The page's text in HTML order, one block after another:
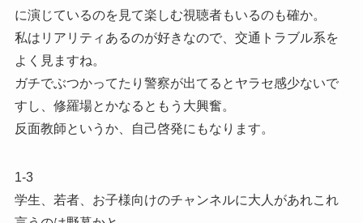
に演じているのを見て楽しむ視聴者もいるのも確か。
私はリアリティあるのが好きなので、交通トラブル系を
よく見ますね。
ガチでぶつかってたり警察が出てるとヤラセ感少ないで
すし、修羅場とかなるともう大興奮。
反面教師というか、自己啓発にもなります。
1-3
学生、若者、お子様向けのチャンネルに大人があれこれ